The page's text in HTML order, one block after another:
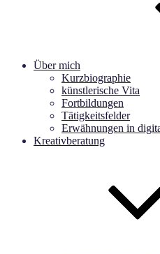
Über mich
Kurzbiographie
künstlerische Vita
Fortbildungen
Tätigkeitsfelder
Erwähnungen in
Kreativberatung